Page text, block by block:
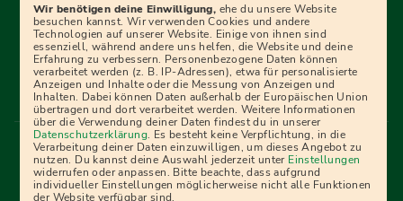
Ratgebern und Prüfungspaketen, interaktiven
Videokursen und vielem mehr. Für alle, die was werden
wollen!
Menü Fußleiste
Impressum Bildquellen Presse
Mediadaten
Partner
AGB Datenschutz
Widerrufsbelehrung
Bestellung
Affiliate Partner Cookies
Wir benötigen deine Einwilligung, ehe du unsere Website
besuchen kannst. Wir verwenden Cookies und andere
Technologien auf unserer Website. Einige von ihnen sind
essenziell, während andere uns helfen, die Website und deine
Erfahrung zu verbessern. Personenbezogene Daten können
verarbeitet werden (z. B. IP-Adressen), etwa für personalisierte
Anzeigen und Inhalte oder die Messung von Anzeigen und
Inhalten. Dabei können Daten außerhalb der Europäischen Union
übertragen und dort verarbeitet werden. Weitere Informationen
über die Verwendung deiner Daten findest du in unserer
Datenschutzerklärung. Es besteht keine Verpflichtung, in die
Verarbeitung deiner Daten einzuwilligen, um dieses Angebot zu
nutzen. Du kannst deine Auswahl jederzeit unter Einstellungen
widerrufen oder anpassen. Bitte beachte, dass aufgrund
individueller Einstellungen möglicherweise nicht alle Funktionen
der Website verfügbar sind.